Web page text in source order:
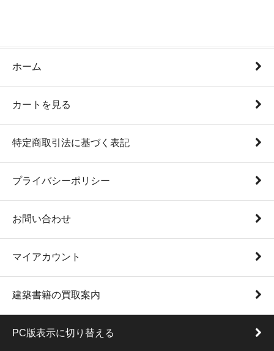
ホーム
カートを見る
特定商取引法に基づく表記
プライバシーポリシー
お問い合わせ
マイアカウント
建築書籍の買取案内
PC版表示に切り替える